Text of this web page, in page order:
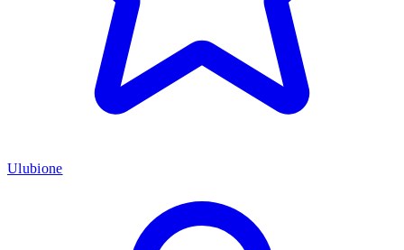
Ulubione